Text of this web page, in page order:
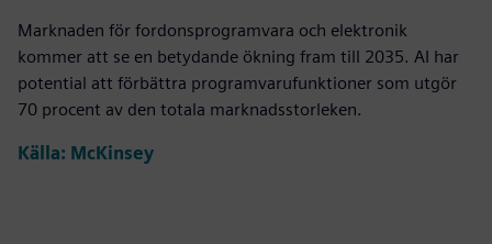
Marknaden för fordonsprogramvara och elektronik
kommer att se en betydande ökning fram till 2035. AI har
potential att förbättra programvarufunktioner som utgör
70 procent av den totala marknadsstorleken.
Källa: McKinsey